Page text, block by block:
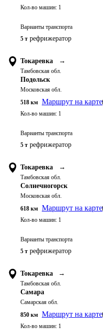
Кол-во машин: 1
Варианты транспорта
5 т рефрижератор
Токаревка →
Тамбовская обл.
Подольск
Московская обл.
518 км Маршрут на карте
Кол-во машин: 1
Варианты транспорта
5 т рефрижератор
Токаревка →
Тамбовская обл.
Солнечногорск
Московская обл.
618 км Маршрут на карте
Кол-во машин: 1
Варианты транспорта
5 т рефрижератор
Токаревка →
Тамбовская обл.
Самара
Самарская обл.
850 км Маршрут на карте
Кол-во машин: 1